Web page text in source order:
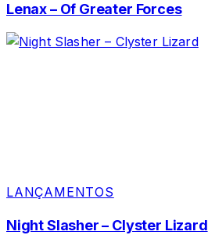
Lenax – Of Greater Forces
LANÇAMENTOS
Night Slasher – Clyster Lizard